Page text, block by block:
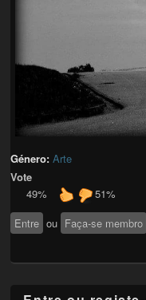
Género:Arte
Vote
49%
51%
Entre ou Faça-se membro